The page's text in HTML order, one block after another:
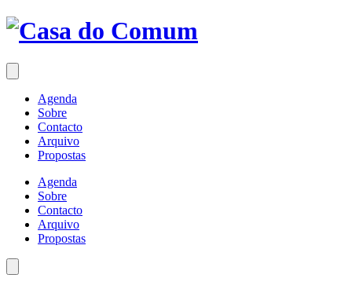
Saltar
para
conteúdo
Agenda
Sobre
Contacto
Arquivo
Propostas
Agenda
Sobre
Contacto
Arquivo
Propostas